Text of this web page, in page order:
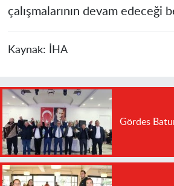
çalışmalarının devam edeceği
Kaynak: İHA
Gördes